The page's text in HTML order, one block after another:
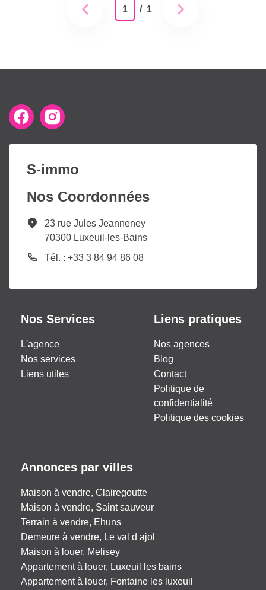
1 / 1
S-immo
Nos Coordonnées
23 rue Jules Jeanneney
70300 Luxeuil-les-Bains
Tél. : +33 3 84 94 86 08
Nos Services
L'agence
Nos services
Liens utiles
Liens pratiques
Nos agences
Blog
Contact
Politique de
confidentialité
Politique des cookies
Annonces par villes
Maison à vendre, Clairegoutte
Maison à vendre, Saint sauveur
Terrain à vendre, Ehuns
Demeure à vendre, Le val d ajol
Maison à louer, Melisey
Appartement à louer, Luxeuil les bains
Appartement à louer, Fontaine les luxeuil